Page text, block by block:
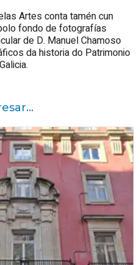
Artes conta tamén cun
fondo de fotografías
de D. Manuel Chamoso
da historia do Patrimonio